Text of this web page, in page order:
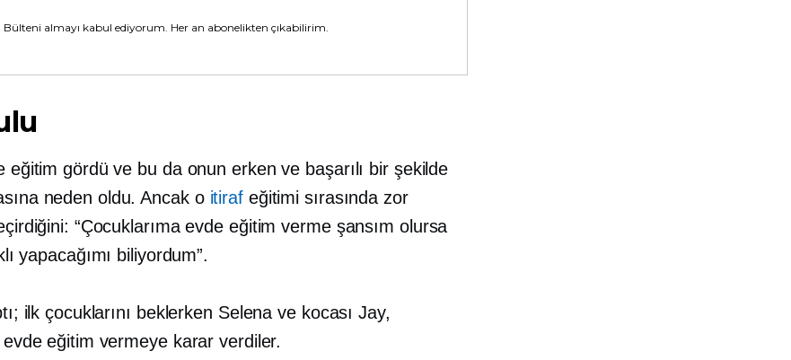
Bülteni almayı kabul ediyorum. Her an abonelikten çıkabilirim.
eğitim gördü ve bu da onun erken ve başarılı bir şekilde
neden oldu. Ancak o itirafeğitimi sırasında zor
“Çocuklarıma evde eğitim verme şansım olursa
yapacağımı biliyordum”.
ilk çocuklarını beklerken Selena ve kocası Jay,
evde eğitim vermeye karar verdiler.